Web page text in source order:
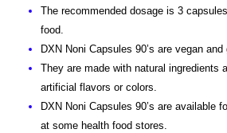
The recommended dosage is 3
food.
DXN Noni Capsules 90’s are vegan and
They are made with natural ingredients
artificial flavors or colors.
DXN Noni Capsules 90’s are available
at some health food stores.